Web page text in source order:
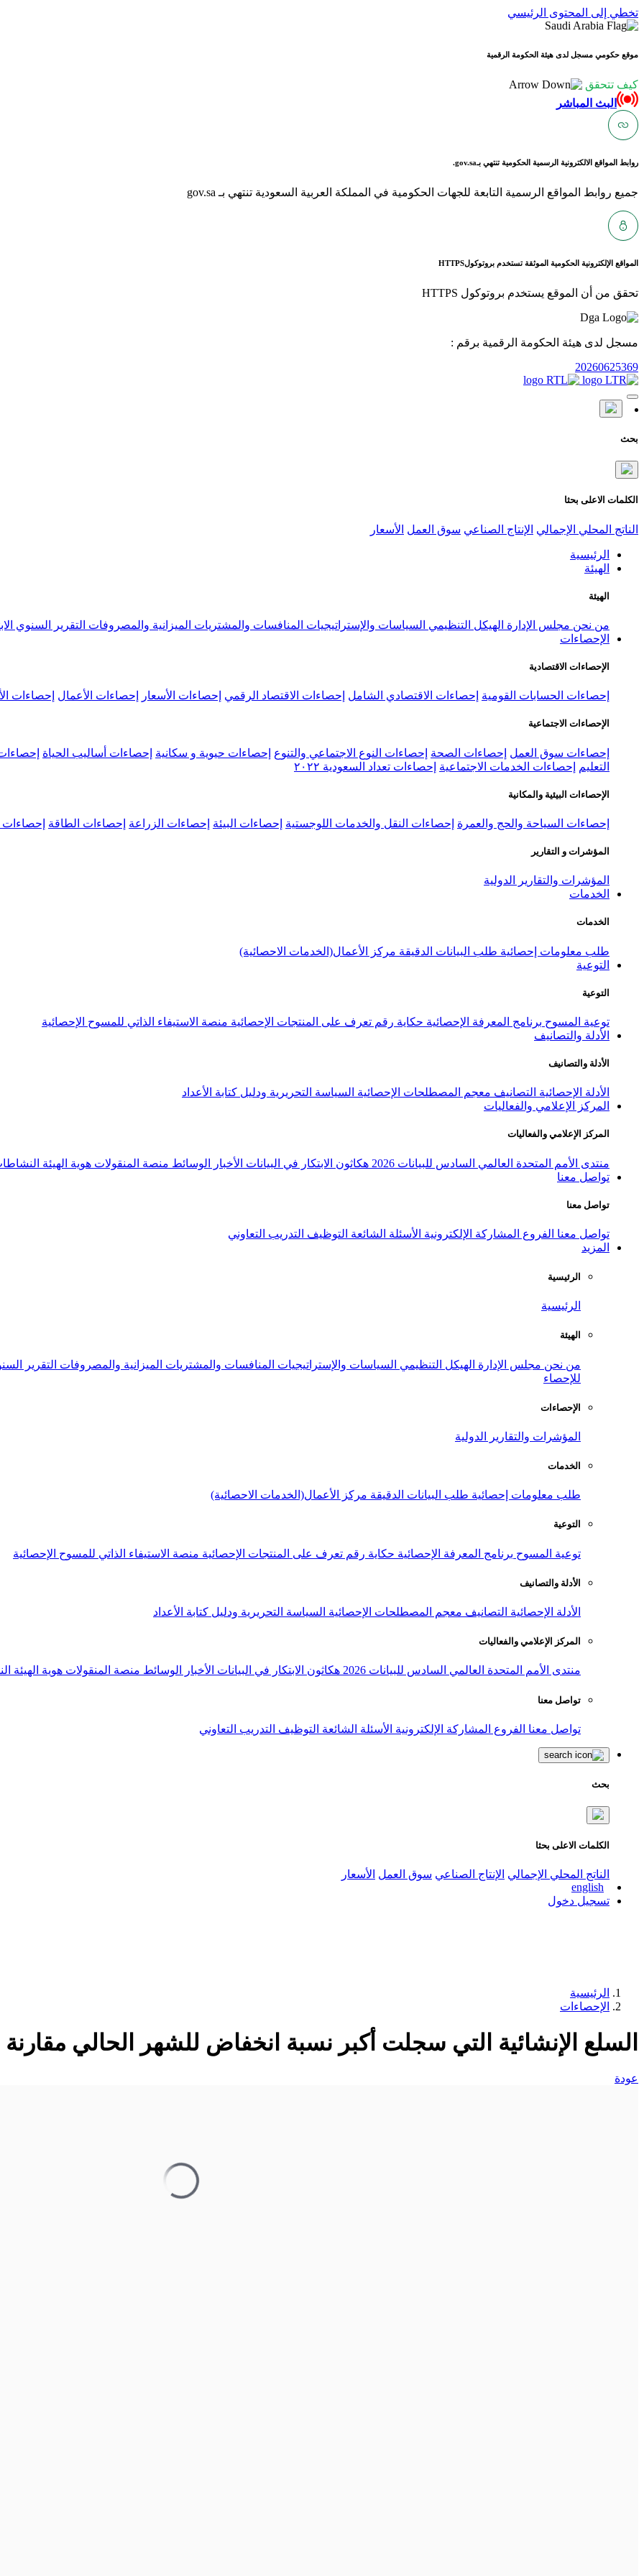
تخطي إلى المحتوى الرئيسي
موقع حكومي مسجل لدى هيئة الحكومة الرقمية
كيف تتحقق
البث المباشر
روابط المواقع الالكترونية الرسمية الحكومية تنتهي بـgov.sa.
جميع روابط المواقع الرسمية التابعة للجهات الحكومية في المملكة العربية السعودية تنتهي بـ gov.sa
المواقع الإلكترونية الحكومية الموثقة تستخدم بروتوكولHTTPS
تحقق من أن الموقع يستخدم بروتوكول HTTPS
مسجل لدى هيئة الحكومة الرقمية برقم :
20260625369
بحث
الكلمات الاعلى بحثا
الناتج المحلي الإجمالي الإنتاج الصناعي سوق العمل الأسعار
الرئيسية
الهيئة
الهيئة
من نحن مجلس الإدارة الهيكل التنظيمي السياسات والإستراتيجيات المنافسات والمشتريات الميزانية والمصروفات التقرير السنوي
الإحصاءات
الإحصاءات الاقتصادية
إحصاءات الحسابات القومية إحصاءات الاقتصادي الشامل إحصاءات الاقتصاد الرقمي إحصاءات الأسعار إحصاءات الأعمال إحصاءات
الإحصاءات الاجتماعية
إحصاءات سوق العمل إحصاءات الصحة إحصاءات النوع الاجتماعي والتنوع إحصاءات حيوية و سكانية إحصاءات أساليب الحياة
التعليم
إحصاءات الخدمات الاجتماعية إحصاءات تعداد السعودية ٢٠٢٢
الإحصاءات البيئية والمكانية
إحصاءات السياحة والحج والعمرة إحصاءات النقل والخدمات اللوجستية إحصاءات البيئة إحصاءات الزراعة إحصاءات الطاقة إحصاءات
المؤشرات و التقارير
المؤشرات والتقارير الدولية
الخدمات
الخدمات
طلب معلومات إحصائية طلب البيانات الدقيقة مركز الأعمال(الخدمات الاحصائية)
التوعية
التوعية
توعية المسوح برنامج المعرفة الإحصائية حكاية رقم تعرف على المنتجات الإحصائية منصة الاستيفاء الذاتي للمسوح الإحصائية
الأدلة والتصانيف
الأدلة والتصانيف
الأدلة الإحصائية التصانيف معجم المصطلحات الإحصائية السياسة التحريرية ودليل كتابة الأعداد
المركز الإعلامي والفعاليات
المركز الإعلامي والفعاليات
منتدى الأمم المتحدة العالمي السادس للبيانات 2026 هكاثون الابتكار في البيانات الأخبار الوسائط منصة المنقولات هوية الهيئة
تواصل معنا
تواصل معنا
تواصل معنا الفروع المشاركة الإلكترونية الأسئلة الشائعة التوظيف التدريب التعاوني
المزيد
الرئيسية
الرئيسية
الهيئة
من نحن مجلس الإدارة الهيكل التنظيمي السياسات والإستراتيجيات المنافسات والمشتريات الميزانية والمصروفات التقرير
للإحصاء
الإحصاءات
المؤشرات والتقارير الدولية
الخدمات
طلب معلومات إحصائية طلب البيانات الدقيقة مركز الأعمال(الخدمات الاحصائية)
التوعية
توعية المسوح برنامج المعرفة الإحصائية حكاية رقم تعرف على المنتجات الإحصائية منصة الاستيفاء الذاتي للمسوح الإحصائية
الأدلة والتصانيف
الأدلة الإحصائية التصانيف معجم المصطلحات الإحصائية السياسة التحريرية ودليل كتابة الأعداد
المركز الإعلامي والفعاليات
منتدى الأمم المتحدة العالمي السادس للبيانات 2026 هكاثون الابتكار في البيانات الأخبار الوسائط منصة المنقولات هوية الهيئة
تواصل معنا
تواصل معنا الفروع المشاركة الإلكترونية الأسئلة الشائعة التوظيف التدريب التعاوني
بحث
الكلمات الاعلى بحثا
الناتج المحلي الإجمالي الإنتاج الصناعي سوق العمل الأسعار
english
تسجيل دخول
الرئيسية
الإحصاءات
السلع الإنشائية التي سجلت أكبر نسبة انخفاض للشهر الحالي
عودة